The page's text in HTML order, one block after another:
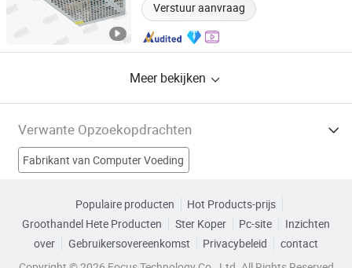
Verstuur aanvraag
Meer bekijken
Verwante Opzoekopdrachten
Fabrikant van Computer Voeding
Fabrikant van Hoge Frequentie Voedingsbron
Populaire producten
Hot Products-prijs
Groothandel Hete Producten
Ster Koper Pc-site
Inzichten
over
Gebruikersovereenkomst Privacybeleid
contact